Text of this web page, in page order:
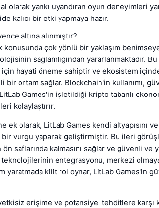
olarak yankı uyandıran oyun deneyimleri
kalıcı bir etki yapmaya hazır.
altına alınmıştır?
konusunda çok yönlü bir yaklaşım
sağlamlığından yararlanmaktadır.
için hayati öneme sahiptir ve ekosistem
ortam sağlar. Blockchain'in kullanımı,
Games'in işletildiği kripto tabanlı
kolaylaştırır.
ek olarak, LitLab Games kendi altyapısını
vurgu yaparak geliştirmiştir. Bu ileri
saflarında kalmasını sağlar ve güvenli ve
entegrasyonu, merkezi
yaratmada kilit rol oynar, LitLab Games'in
erişime ve potansiyel tehditlere karşı